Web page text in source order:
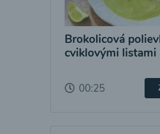
Brokolicová
cviklovými listami
00:25